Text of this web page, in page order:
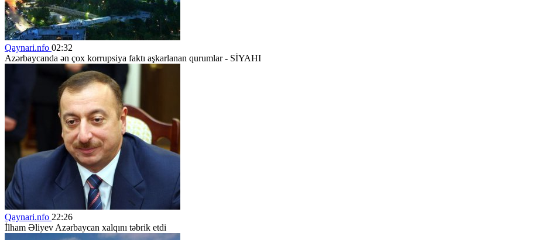
Qaynari.nfo 02:32
Azərbaycanda ən çox korrupsiya faktı aşkarlanan qurumlar - SİYAHI
Qaynari.nfo 22:26
İlham Əliyev Azərbaycan xalqını təbrik etdi